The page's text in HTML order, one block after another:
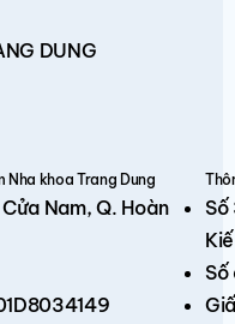
DUNG
Nha khoa Trang Dung
Nam, Q. Hoàn
Số
Số